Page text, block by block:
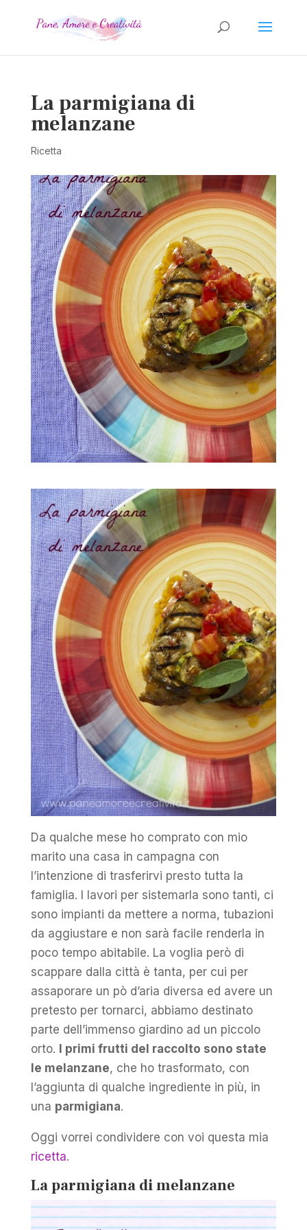
La parmigiana di
melanzane
Ricetta
Da qualche mese ho comprato con mio
marito una casa in campagna con
l’intenzione di trasferirvi presto tutta la
famiglia. I lavori per sistemarla sono tanti, ci
sono impianti da mettere a norma, tubazioni
da aggiustare e non sarà facile renderla in
poco tempo abitabile. La voglia però di
scappare dalla città è tanta, per cui per
assaporare un pò d’aria diversa ed avere un
pretesto per tornarci, abbiamo destinato
parte dell’immenso giardino ad un piccolo
orto.
I primi frutti del raccolto sono state
le melanzane, che ho trasformato, con
l’aggiunta di qualche ingrediente in più, in
una parmigiana.
Oggi vorrei condividere con voi questa mia
ricetta.
La parmigiana di melanzane